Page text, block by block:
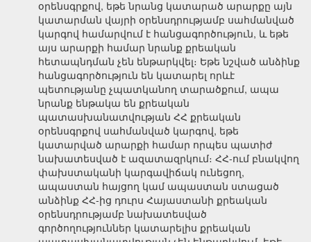
օրենսգրքով, եթե նրանց կատարած արարքը այն
կատարման վայրի օրենսդրությամբ սահմանված
կարգով համարվում է հանցագործություն, և եթե
այս արարքի համար նրանք քրեական
հետապնդման չեն ենթարկվել։ Եթե ​​նշված անձինք
հանցագործություն են կատարել որևէ
պետությանը չպատկանող տարածքում, ապա
նրանք ենթակա են քրեական
պատասխանատվության ՀՀ քրեական
օրենսգրքով սահմանված կարգով, եթե
կատարված արարքի համար որպես պատիժ
նախատեսված է ազատազրկում։ ՀՀ-ում բնակվող
փախստականի կարգավիճակ ունեցող,
ապաստան հայցող կամ ապաստան ​​ստացած
անձինք ՀՀ-ից դուրս Հայաստանի քրեական
օրենսդրությամբ նախատեսված
գործողություններ կատարելիս քրեական